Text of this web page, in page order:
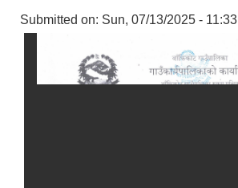
Submitted on: Sun, 07/13/2025 - 11:33